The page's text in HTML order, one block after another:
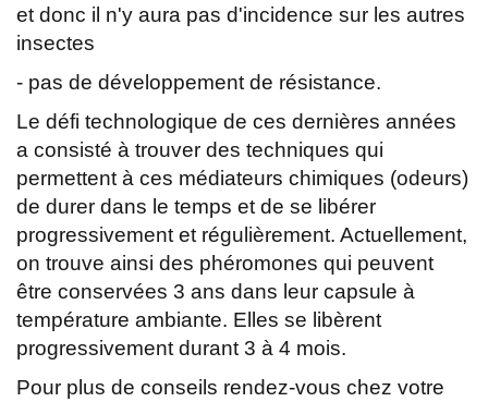
et donc il n'y aura pas d'incidence sur les autres
insectes
- pas de développement de résistance.
Le défi technologique de ces dernières années
a consisté à trouver des techniques qui
permettent à ces médiateurs chimiques (odeurs)
de durer dans le temps et de se libérer
progressivement et régulièrement. Actuellement,
on trouve ainsi des phéromones qui peuvent
être conservées 3 ans dans leur capsule à
température ambiante. Elles se libèrent
progressivement durant 3 à 4 mois.
Pour plus de conseils rendez-vous chez votre